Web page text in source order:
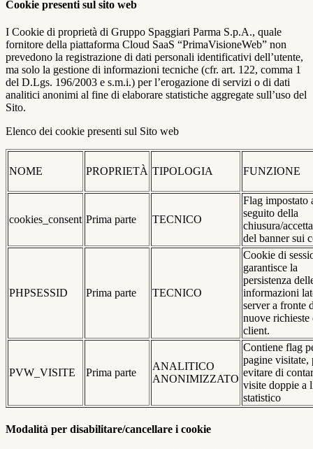
Cookie presenti sul sito web
I Cookie di proprietà di Gruppo Spaggiari Parma S.p.A., quale
fornitore della piattaforma Cloud SaaS “PrimaVisioneWeb” non
prevedono la registrazione di dati personali identificativi dell’utente,
ma solo la gestione di informazioni tecniche (cfr. art. 122, comma 1
del D.Lgs. 196/2003 e s.m.i.) per l’erogazione di servizi o di dati
analitici anonimi al fine di elaborare statistiche aggregate sull’uso del
Sito.
Elenco dei cookie presenti sul Sito web
NOME PROPRIETÀ TIPOLOGIA FUNZIONE
cookies_consent Prima parte TECNICO
Flag impostato
seguito della
chiusura/
del banner sui
PHPSESSID Prima parte TECNICO
Cookie di
garantisce la
persistenza
informazioni
server a fronte
nuove richieste
client.
PVW_VISITE Prima parte
ANALITICO
ANONIMIZZATO
Contiene flag
pagine visitate,
evitare di
visite doppie a
statistico
Modalità per disabilitare/cancellare i cookie